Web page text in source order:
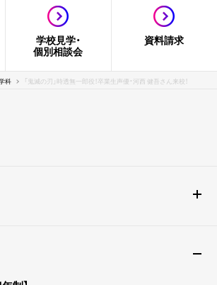
学校見学・
個別相談会
資料請求
科 「鬼滅の刃」時透無一郎役！卒業生声優・河西 健吾さん来校！